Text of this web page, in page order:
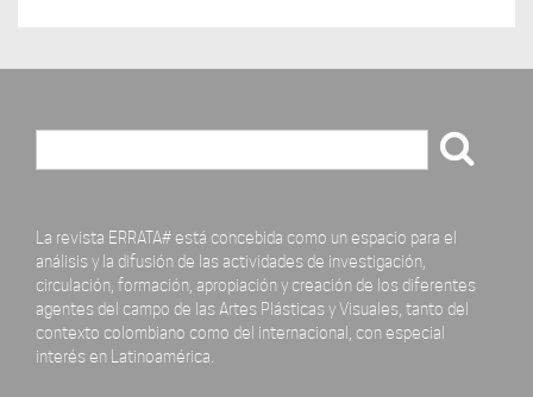
La revista ERRATA# está concebida como un espacio para el
análisis y la difusión de las actividades de investigación,
circulación, formación, apropiación y creación de los diferentes
agentes del campo de las Artes Plásticas y Visuales, tanto del
contexto colombiano como del internacional, con especial
interés en Latinoamérica.